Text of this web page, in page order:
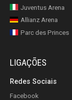
Juventus Arena
Allianz Arena
Parc des Princes
LIGAÇÕES
Redes Sociais
Facebook